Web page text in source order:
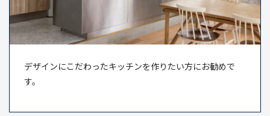
デザインにこだわったキッチンを作りたい方にお勧めで
す。